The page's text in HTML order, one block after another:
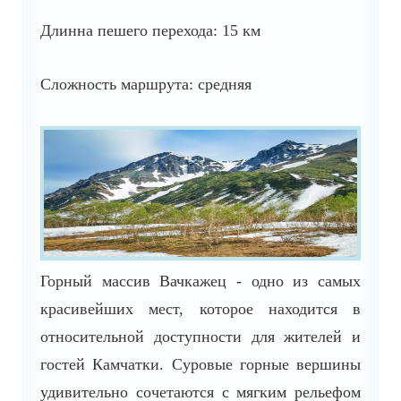
Длинна пешего перехода: 15 км
Сложность маршрута: средняя
Горный массив Вачкажец - одно из самых
красивейших мест, которое находится в
относительной доступности для жителей и
гостей Камчатки. Суровые горные вершины
удивительно сочетаются с мягким рельефом